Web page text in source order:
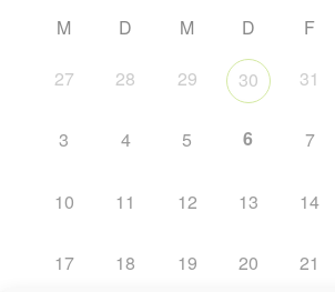
M D M D F
27
28 29 30 31
3 4 5 6 7
10 11 12 13 14
17 18 19 20 21